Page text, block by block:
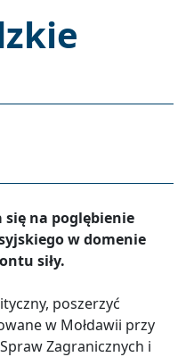
się na poglębienie
w domenie
siły.
poszerzyć
w Mołdawii przy
Zagranicznych i